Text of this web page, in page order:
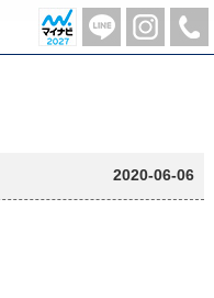
蓮田の田園風景～～癒されます♬【2020-06-06更新】 | 蓮田市の不動産のことならアパマンショップ蓮田店-丸岩産業株式会社-
2020-06-06